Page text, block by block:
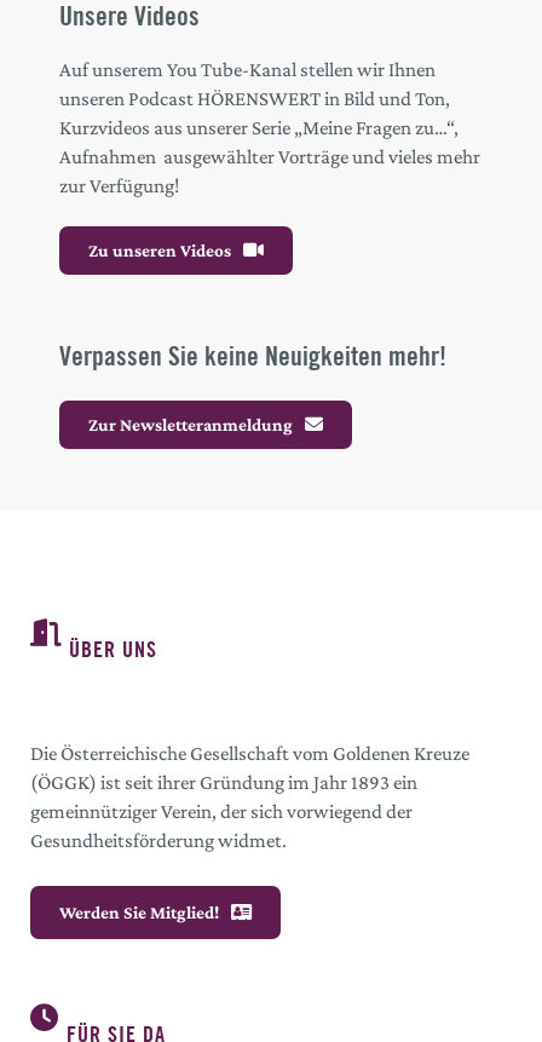
Unsere Videos
Auf unserem You Tube-Kanal stellen wir Ihnen
unseren Podcast HÖRENSWERT in Bild und Ton,
Kurzvideos aus unserer Serie „Meine Fragen zu…“,
Aufnahmen ausgewählter Vorträge und vieles mehr
zur Verfügung!
Zu unseren Videos
Verpassen Sie keine Neuigkeiten mehr!
Zur Newsletteranmeldung
ÜBER UNS
Die Österreichische Gesellschaft vom Goldenen Kreuze
(ÖGGK) ist seit ihrer Gründung im Jahr 1893 ein
gemeinnütziger Verein, der sich vorwiegend der
Gesundheitsförderung widmet.
Werden Sie Mitglied!
FÜR SIE DA